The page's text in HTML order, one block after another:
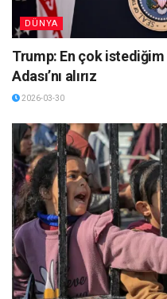
DÜNYA
Trump: En çok
Adası’nı alırız
2026-03-30